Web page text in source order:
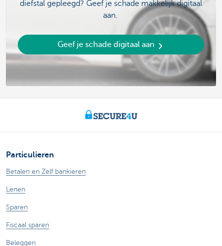
diefstal gepleegd? Geef je schade makkelijk digitaal
aan.
Geef je schade digitaal aan
Particulieren
Betalen en Zelf bankieren
Lenen
Sparen
Fiscaal sparen
Beleggen